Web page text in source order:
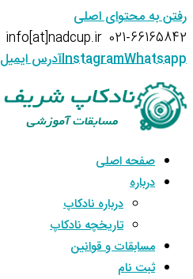
رفتن به محتوای اصلی
021-66165842
info[at]nadcup.ir
InstagramWhatsapp آدرس ایمیل
صفحه اصلی
درباره
درباره نادکاپ
تاریخچه نادکاپ
مسابقات و قوانین
ثبت نام